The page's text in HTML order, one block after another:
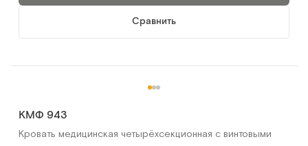
Сравнить
КМФ 943
Кровать медицинская четырёхсекционная с винтовыми